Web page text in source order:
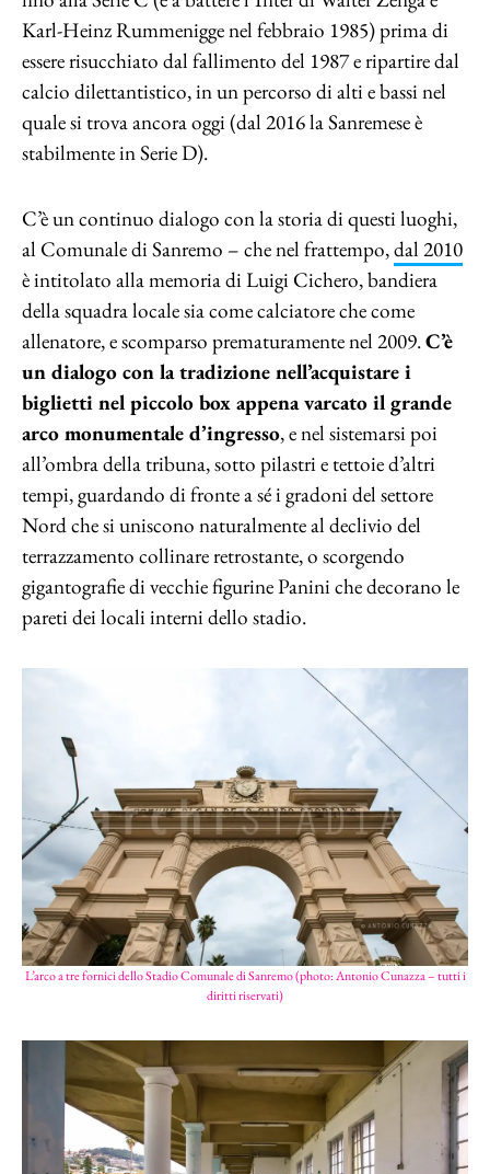
Karl-Heinz Rummenigge nel febbraio 1985) prima di
essere risucchiato dal fallimento del 1987 e ripartire dal
calcio dilettantistico, in un percorso di alti e bassi nel
quale si trova ancora oggi (dal 2016 la Sanremese è
stabilmente in Serie D).
C’è un continuo dialogo con la storia di questi luoghi,
al Comunale di Sanremo – che nel frattempo,dal 2010
è intitolato alla memoria di Luigi Cichero, bandiera
della squadra locale sia come calciatore che come
allenatore, e scomparso prematuramente nel 2009.C’è
un dialogo con la tradizione nell’acquistare i
biglietti nel piccolo box appena varcato il grande
arco monumentale d’ingresso, e nel sistemarsi poi
all’ombra della tribuna, sotto pilastri e tettoie d’altri
tempi, guardando di fronte a sé i gradoni del settore
Nord che si uniscono naturalmente al declivio del
terrazzamento collinare retrostante, o scorgendo
gigantografie di vecchie figurine Panini che decorano le
pareti dei locali interni dello stadio.
L’arco a tre fornici dello Stadio Comunale di Sanremo (photo: Antonio Cunazza – tutti i
diritti riservati)